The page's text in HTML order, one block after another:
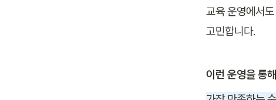
교육 운영에서
고민합니다.
이런 운영을 통